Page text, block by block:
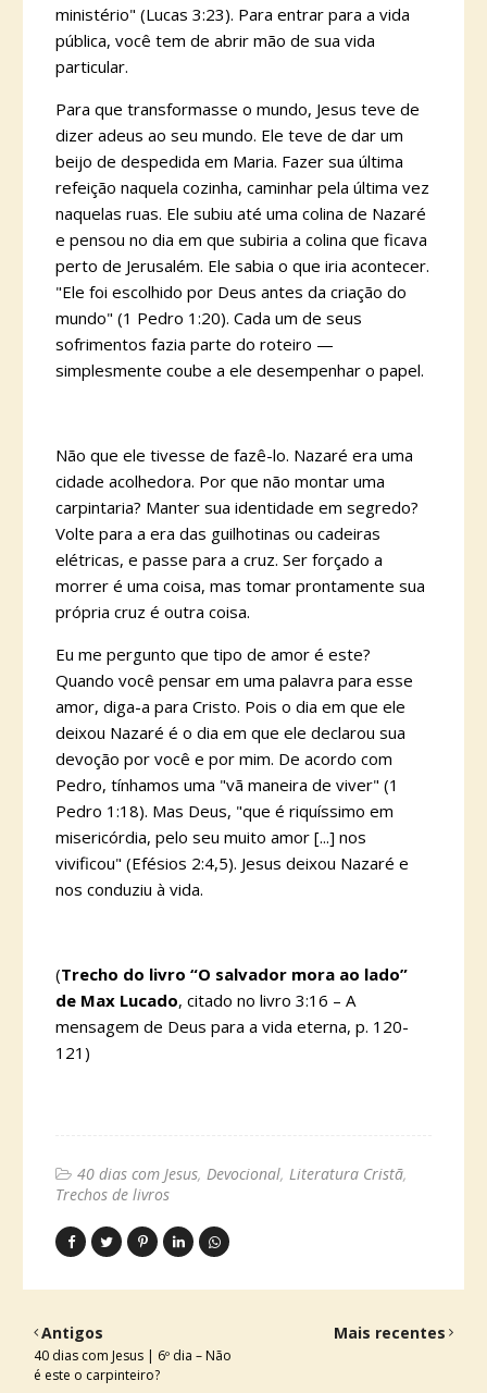
ministério" (Lucas 3:23). Para entrar para a vida
pública, você tem de abrir mão de sua vida
particular.
Para que transformasse o mundo, Jesus teve de
dizer adeus ao seu mundo. Ele teve de dar um
beijo de despedida em Maria. Fazer sua última
refeição naquela cozinha, caminhar pela última vez
naquelas ruas. Ele subiu até uma colina de Nazaré
e pensou no dia em que subiria a colina que ficava
perto de Jerusalém. Ele sabia o que iria acontecer.
"Ele foi escolhido por Deus antes da criação do
mundo" (1 Pedro 1:20). Cada um de seus
sofrimentos fazia parte do roteiro —
simplesmente coube a ele desempenhar o papel.
Não que ele tivesse de fazê-lo. Nazaré era uma
cidade acolhedora. Por que não montar uma
carpintaria? Manter sua identidade em segredo?
Volte para a era das guilhotinas ou cadeiras
elétricas, e passe para a cruz. Ser forçado a
morrer é uma coisa, mas tomar prontamente sua
própria cruz é outra coisa.
Eu me pergunto que tipo de amor é este?
Quando você pensar em uma palavra para esse
amor, diga-a para Cristo. Pois o dia em que ele
deixou Nazaré é o dia em que ele declarou sua
devoção por você e por mim. De acordo com
Pedro, tínhamos uma "vã maneira de viver" (1
Pedro 1:18). Mas Deus, "que é riquíssimo em
misericórdia, pelo seu muito amor [...] nos
vivificou" (Efésios 2:4,5). Jesus deixou Nazaré e
nos conduziu à vida.
(Trecho do livro “O salvador mora ao lado”
de Max Lucado, citado no livro 3:16 – A
mensagem de Deus para a vida eterna, p. 120-
121)
40 dias com Jesus Devocional Literatura Cristã
Trechos de livros
Mais recentes
Antigos
40 dias com Jesus | 6º dia – Não
é este o carpinteiro?